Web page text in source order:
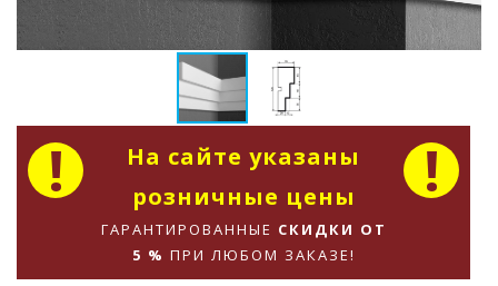
На сайте указаны
розничные цены
ГАРАНТИРОВАННЫЕ СКИДКИ ОТ
5 % ПРИ ЛЮБОМ ЗАКАЗЕ!